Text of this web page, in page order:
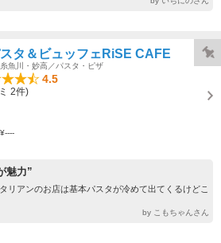
タ＆ビュッフェRiSE CAFE
糸魚川・妙高／パスタ・ピザ
4.5
2件)
¥----
魅力”
リアンのお店は基本パスタが冷めて出てくるけどこ
by こもちゃんさん